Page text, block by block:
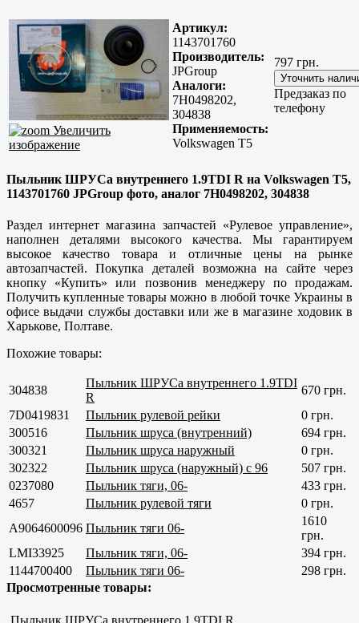
Увеличить
изображение
Артикул:
1143701760
Производитель:
JPGroup
Аналоги:
7H0498202,
304838
Применяемость:
Volkswagen T5
797 грн.
Предзаказ по
телефону
Пыльник ШРУСа внутреннего 1.9TDI R на Volkswagen T5,
1143701760 JPGroup фото, аналог 7H0498202, 304838
Раздел интернет магазина запчастей «Рулевое управление»,
наполнен деталями высокого качества. Мы гарантируем
высокое качество товара и отличные цены на рынке
автозапчастей. Покупка деталей возможна на сайте через
кнопку «Купить» или позвонив менеджеру по продажам.
Получить купленные товары можно в любой точке Украины в
офисе выдачи службы доставки или же в магазине ходовик в
Харькове, Полтаве.
Похожие товары:
304838
Пыльник ШРУСа внутреннего 1.9TDI
R
670 грн.
7D0419831
Пыльник рулевой рейки
0 грн.
300516
Пыльник шруса (внутренний)
694 грн.
300321
Пыльник шруса наружный
0 грн.
302322
Пыльник шруса (наружный) с 96
507 грн.
0237080
Пыльник тяги, 06-
433 грн.
4657
Пыльник рулевой тяги
0 грн.
A9064600096 Пыльник тяги 06-
1610
грн.
LMI33925
Пыльник тяги, 06-
394 грн.
1144700400
Пыльник тяги 06-
298 грн.
Просмотренные товары:
Пыльник ШРУСа внутреннего 1.9TDI R